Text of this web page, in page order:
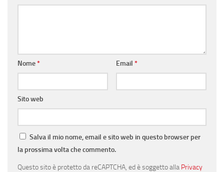
Nome* Email *
Sito web
Salva il mio nome, email e sito web in questo browser per
la prossima volta che commento.
Questo sito è protetto da reCAPTCHA, ed è soggetto alla Privacy